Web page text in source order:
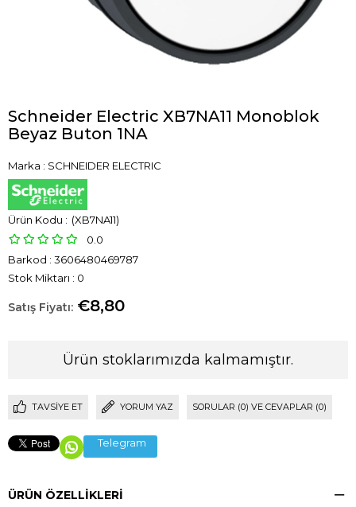
Schneider Electric XB7NA11 Monoblok
Beyaz Buton 1NA
Marka : SCHNEIDER ELECTRIC
(XB7NA11)
0.0
Barkod : 3606480469787
Stok Miktarı : 0
€8,80
Ürün stoklarımızda kalmamıştır.
TAVSIYE ET YORUM YAZ SORULAR (0) VE CEVAPLAR (0)
Telegram
ÜRÜN ÖZELLIKLERI